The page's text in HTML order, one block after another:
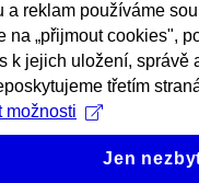
a reklam používáme
na „přijmout cookies",
k jejich uložení, správě
třetím
možnosti
Jen